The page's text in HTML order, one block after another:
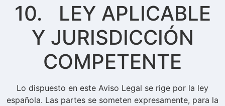
10. LEY APLICABLE
Y JURISDICCIÓN
COMPETENTE
Lo dispuesto en este Aviso Legal se rige por la ley
española. Las partes se someten expresamente, para la